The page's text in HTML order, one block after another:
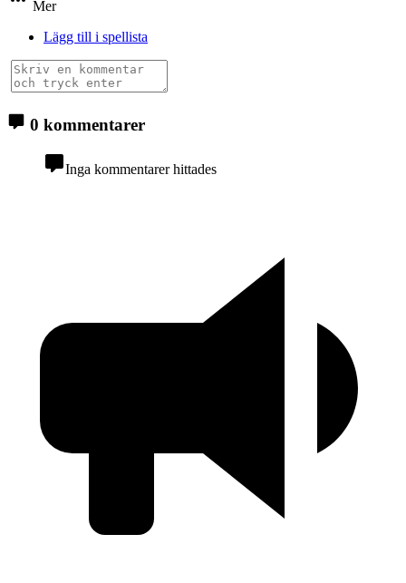
Mer
Lägg till i spellista
0 kommentarer
Inga kommentarer hittades